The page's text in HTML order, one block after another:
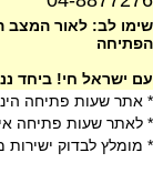
שימו לב: לאור המצב
הפתיחה
עם ישראל חי! ביחד
* אתר שעות פתיחה
* לאתר שעות פתיחה
* מומלץ לבדוק ישירות